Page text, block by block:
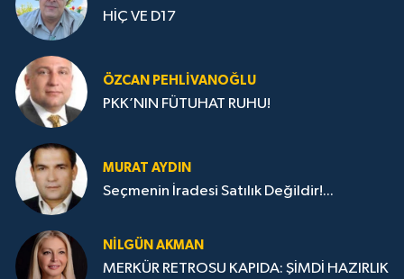
HİÇ VE D17
ÖZCAN PEHLIVANOĞLU
PKK’NIN FÜTUHAT RUHU!
MURAT AYDIN
Seçmenin İradesi Satılık Değildir!...
NILGÜN AKMAN
MERKÜR RETROSU KAPIDA: ŞİMDİ HAZIRLIK